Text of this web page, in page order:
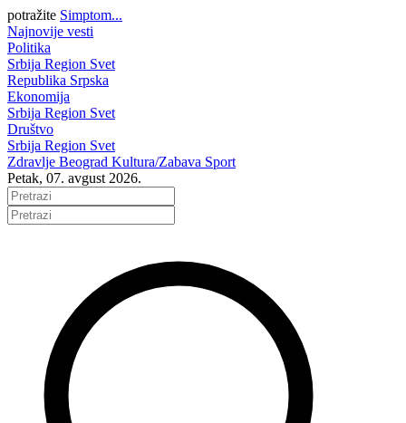
potražite Simptom...
Najnovije vesti
Politika
Srbija Region Svet
Republika Srpska
Ekonomija
Srbija Region Svet
Društvo
Srbija Region Svet
Zdravlje Beograd Kultura/Zabava Sport
Petak, 07. avgust 2026.